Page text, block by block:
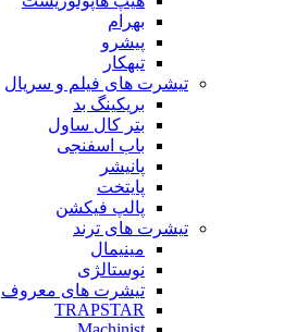
بهرام
پیشرو
تبهکار
تیشرت های فیلم و سریال
بریکینگ بد
بتر کال ساول
باب اسفنجی
پانیشر
پایتخت
پالپ فیکشن
تیشرت های ترند
مینیمال
نوستالژی
تیشرت های معروف
TRAPSTAR